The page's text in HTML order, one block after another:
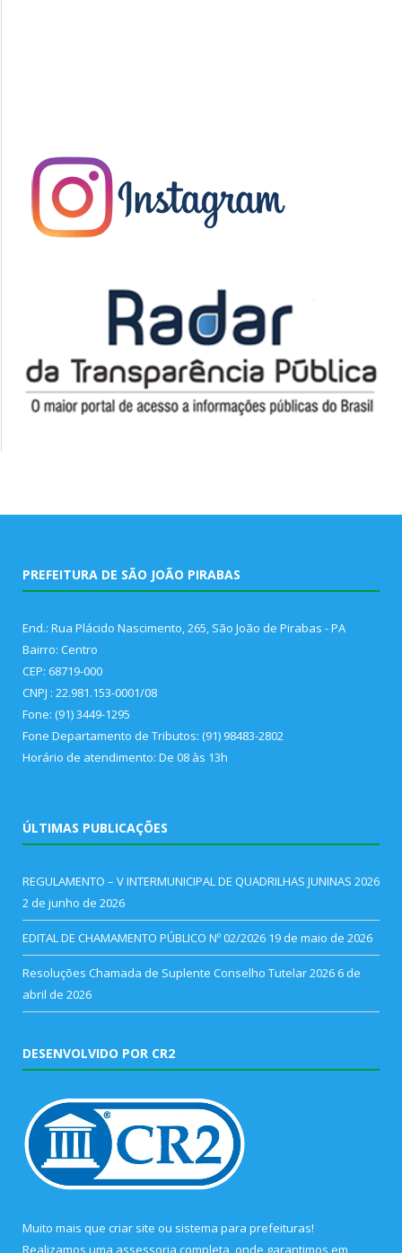
PREFEITURA DE SÃO JOÃO PIRABAS
End.: Rua Plácido Nascimento, 265, São João de Pirabas - PA
Bairro: Centro
CEP: 68719-000
CNPJ : 22.981.153-0001/08
Fone: (91) 3449-1295
Fone Departamento de Tributos: (91) 98483-2802
Horário de atendimento: De 08 às 13h
ÚLTIMAS PUBLICAÇÕES
REGULAMENTO – V INTERMUNICIPAL DE QUADRILHAS JUNINAS 2026
2 de junho de 2026
EDITAL DE CHAMAMENTO PÚBLICO Nº 02/2026 19 de maio de 2026
Resoluções Chamada de Suplente Conselho Tutelar 2026 6 de
abril de 2026
DESENVOLVIDO POR CR2
Muito mais que criar site ou sistema para prefeituras!
Realizamos uma assessoria completa, onde garantimos em